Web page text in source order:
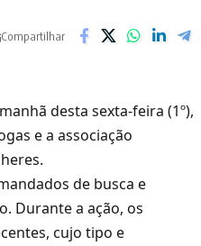
Compartilhar
desta sexta-feira (1º),
e a associação
de busca e
Durante a ação, os
cujo tipo e